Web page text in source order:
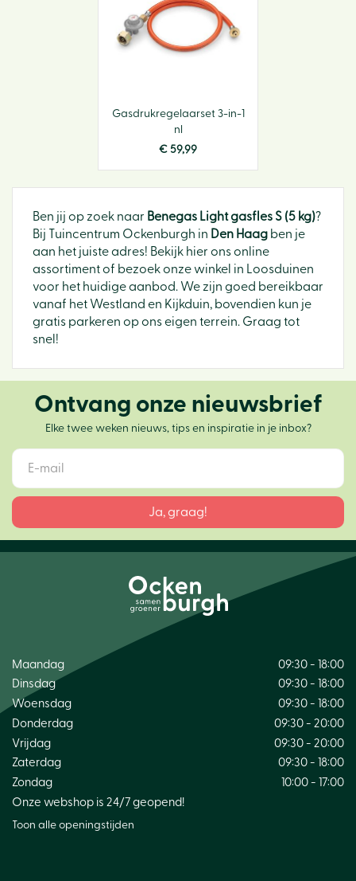
Gasdrukregelaarset 3-in-1
nl
€ 59,99
Ben jij op zoek naar Benegas Light gasfles S (5 kg)?
Bij Tuincentrum Ockenburgh in Den Haag ben je
aan het juiste adres! Bekijk hier ons online
assortiment of bezoek onze winkel in Loosduinen
voor het huidige aanbod. We zijn goed bereikbaar
vanaf het Westland en Kijkduin, bovendien kun je
gratis parkeren op ons eigen terrein. Graag tot
snel!
Ontvang onze nieuwsbrief
Elke twee weken nieuws, tips en inspiratie in je inbox?
Maandag
09:30 - 18:00
Dinsdag
09:30 - 18:00
Woensdag
09:30 - 18:00
Donderdag
09:30 - 20:00
Vrijdag
09:30 - 20:00
Zaterdag
09:30 - 18:00
Zondag
10:00 - 17:00
Onze webshop is 24/7 geopend!
Toon alle openingstijden